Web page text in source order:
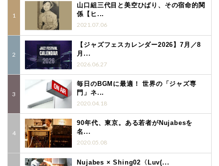
山口組三代目と美空ひばり、その宿命的関
係【ヒ...
2021.07.06
【ジャズフェスカレンダー2026】7月／8
月...
2026.06.27
毎日のBGMに最適！ 世界の「ジャズ専
門」ネ...
2020.04.18
90年代、東京。ある若者がNujabesを
名...
2020.05.08
Nujabes × Shing02〈Luv(...